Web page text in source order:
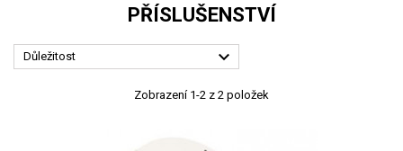
PŘÍSLUŠENSTVÍ
Důležitost 
Zobrazení 1-2 z 2 položek